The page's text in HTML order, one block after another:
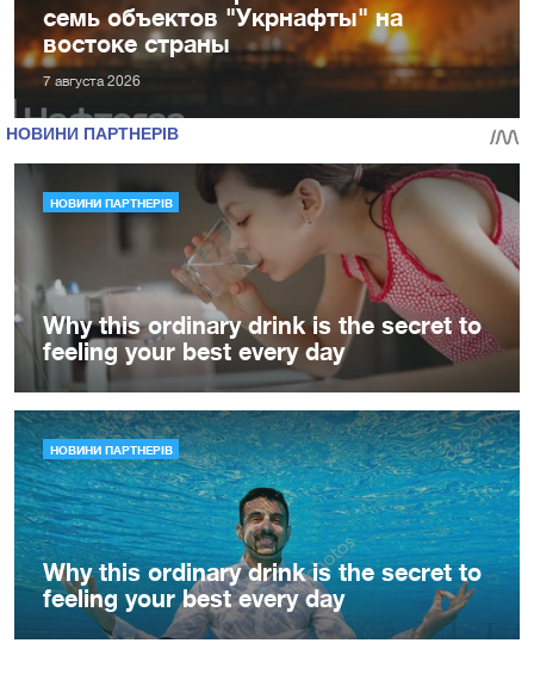
семь объектов "Укрнафты" на
востоке страны
7 августа 2026